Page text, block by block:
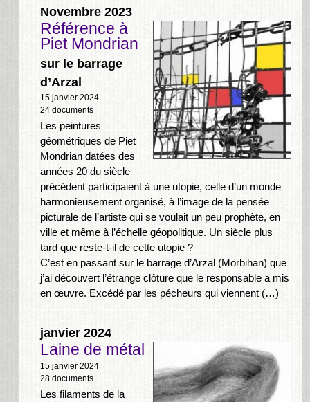
Novembre 2023
Référence à
Piet Mondrian
sur le barrage
d’Arzal
15 janvier 2024
24 documents
Les peintures
géométriques de Piet
Mondrian datées des
années 20 du siècle
précédent participaient à une utopie, celle d’un monde
harmonieusement organisé, à l’image de la pensée
picturale de l’artiste qui se voulait un peu prophète, en
ville et même à l’échelle géopolitique. Un siècle plus
tard que reste-t-il de cette utopie ?
C’est en passant sur le barrage d’Arzal (Morbihan) que
j’ai découvert l’étrange clôture que le responsable a mis
en œuvre. Excédé par les pécheurs qui viennent (…)
janvier 2024
Laine de métal
15 janvier 2024
28 documents
Les filaments de la